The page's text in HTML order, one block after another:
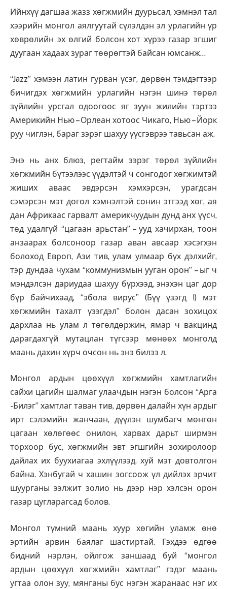
Ийнхүү дагшаа жазз хөгжмийн дуурьсал, хэмнэл тал
хээрийн монгол аялгуутай сүлэлдэн эл урлагийн үр
хөврөлийн эх өлгий болсон хот хүрээ газар эгшиг
дуугаан хадаах зураг төөрөгтэй байсан юмсанж…
“Jazz” хэмээн латин гурван үсэг, дөрвөн тэмдэгтээр
бичигдэх хөгжмийн урлагийн нэгэн шинэ төрөл
зүйлийн урсгал одоогоос яг зуун жилийн тэртээ
Америкийн Нью – Орлеан хотоос Чикаго, Нью – Йорк
руу чиглэн, бараг зэрэг шахуу үүсгэврээ тавьсан аж.
Энэ нь анх блюз, регтайм зэрэг төрөл зүйлийн
хөгжмийн бүтээлээс үүдэлтэй ч сонгодог хөгжимтэй
жиших аваас эвдэрсэн хэмхэрсэн, урагдсан
сэмэрсэн мэт догол хэмнэлтэй сонин этгээд хөг, ая
дан Африкаас гарвалт америкчуудын дунд анх үүсч,
төд удалгүй “цагаан арьстан” – ууд хачирхан, тоон
анзаарах болсоноор газар аван авсаар хэсэгхэн
болоход Европ, Ази тив, улам улмаар бүх дэлхийг,
тэр дундаа чухам “коммунизмын ууган орон” – ыг ч
мэндэлсэн дариудаа шахуу бүрхээд, энэхэн цаг дор
бүр байчихаад, “эбола вирус” (Бүү үзэгд !) мэт
хөгжмийн тахалт үзэгдэл” болон дасан зохицох
дархлаа нь улам л төгөлдөржин, ямар ч вакцинд
дарагдахгүй мутацлан түгсээр мөнөөх монголд
маань дахин хүрч очсон нь энэ билээ л.
Монгол ардын цөөхүүл хөгжмийн хамтлагийн
сайхи цагийн шалмаг улаачдын нэгэн болсон “Арга
-Билэг” хамтлаг таван тив, дөрвөн далайн хүн ардыг
ирт сэлэмийн жанчаан, дүүлэн шумбагч мөнгөн
цагаан хөлөгөөс онилон, харвах дарьт ширмэн
торхоор бус, хөгжмийн эвт эгшгийн зохиролоор
дайлах их буухиагаа эхлүүлээд, хуй мэт довтолгон
байна. Хэнбугай ч хашин зогсоож үл дийлэх эрчит
шуурганы ээлжит золио нь дээр нэр хэлсэн орон
газар цугларагсад болов.
Монгол түмний маань хуур хөгийн уламж өнө
эртийн арвин баялаг шастиртай. Гэхдээ өдгөө
бидний нэрлэн, ойлгож заншаад буй “монгол
ардын цөөхүүл хөгжмийн хамтлаг” гэдэг маань
угтаа олон зуу, мянганы бус нэгэн жаранаас нэг их